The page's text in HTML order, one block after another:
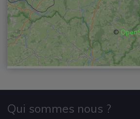
©
Qui sommes nous ?